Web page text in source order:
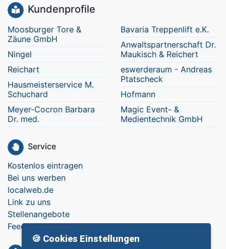
Kundenprofile
Moosburger Tore &
Zäune GmbH
Ningel
Reichart
Hausmeisterservice M.
Schuchard
Meyer-Cocron Barbara
Dr. med.
Bavaria Treppenlift e.K.
Anwaltspartnerschaft Dr.
Maukisch & Reichert
eswerderaum - Andreas
Ptatscheck
Hofmann
Magic Event- &
Medientechnik GmbH
Service
Kostenlos eintragen
Bei uns werben
localweb.de
Link zu uns
Stellenangebote
Feedback
🍪 Cookies Einstellungen